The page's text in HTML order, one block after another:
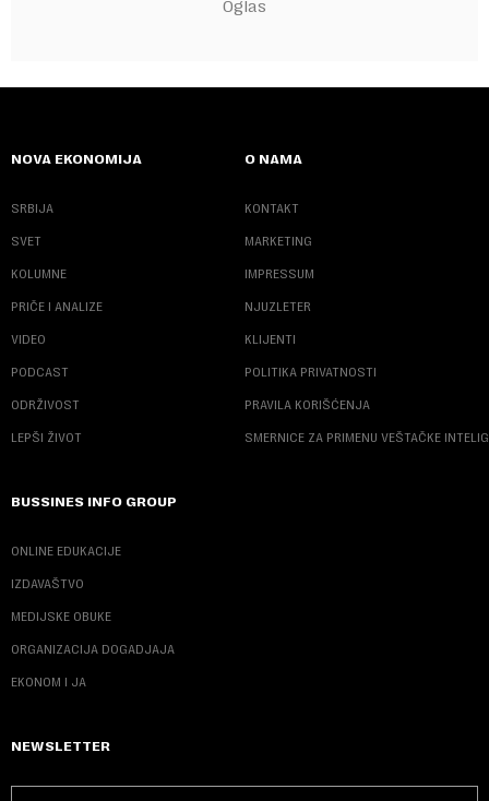
NOVA EKONOMIJA
SRBIJA
SVET
KOLUMNE
PRIČE I ANALIZE
VIDEO
PODCAST
ODRŽIVOST
LEPŠI ŽIVOT
O NAMA
KONTAKT
MARKETING
IMPRESSUM
NJUZLETER
KLIJENTI
POLITIKA PRIVATNOSTI
PRAVILA KORIŠĆENJA
SMERNICE ZA PRIMENU VEŠTAČKE
BUSSINES INFO GROUP
ONLINE EDUKACIJE
IZDAVAŠTVO
MEDIJSKE OBUKE
ORGANIZACIJA DOGADJAJA
EKONOM I JA
NEWSLETTER